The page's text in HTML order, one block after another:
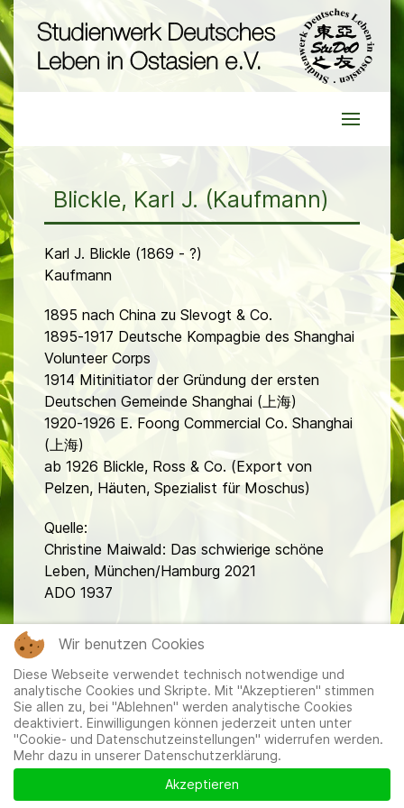
Blickle, Karl J. (Kaufmann)
Karl J. Blickle (1869 - ?)
Kaufmann
1895 nach China zu Slevogt & Co.
1895-1917 Deutsche Kompagbie des Shanghai
Volunteer Corps
1914 Mitinitiator der Gründung der ersten
Deutschen Gemeinde Shanghai (上海)
1920-1926 E. Foong Commercial Co. Shanghai
(上海)
ab 1926 Blickle, Ross & Co. (Export von
Pelzen, Häuten, Spezialist für Moschus)
Quelle:
Christine Maiwald: Das schwierige schöne
Leben, München/Hamburg 2021
ADO 1937
Mitglieder|Impressum|Datenschutzerklärung|Cookie-
und Datenschutzeinstellungen
Wir benutzen Cookies
Diese Webseite verwendet technisch notwendige und
analytische Cookies und Skripte. Mit "Akzeptieren" stimmen
Sie allen zu, bei "Ablehnen" werden analytische Cookies
deaktiviert. Einwilligungen können jederzeit unten unter
"Cookie- und Datenschutzeinstellungen" widerrufen werden.
Mehr dazu in unserer Datenschutzerklärung.
Akzeptieren